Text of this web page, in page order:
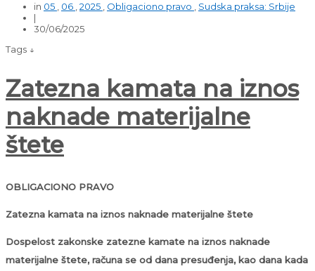
in 05 , 06 ,2025 , Obligaciono pravo , Sudska praksa: Srbije
|
30/06/2025
Tags ↓
Zatezna kamata na iznos
naknade materijalne
štete
OBLIGACIONO PRAVO
Zatezna kamata na iznos naknade materijalne štete
Dospelost zakonske zatezne kamate na iznos naknade
materijalne štete, računa se od dana presuđenja, kao dana kada